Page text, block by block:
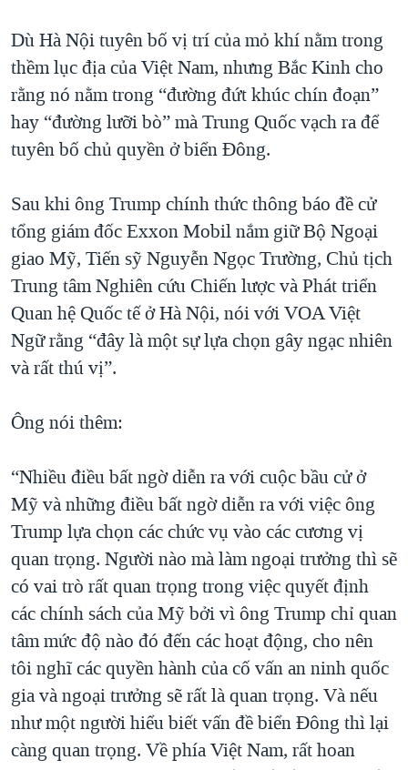
Dù Hà Nội tuyên bố vị trí của mỏ khí nằm trong
thềm lục địa của Việt Nam, nhưng Bắc Kinh cho
rằng nó nằm trong “đường đứt khúc chín đoạn”
hay “đường lưỡi bò” mà Trung Quốc vạch ra để
tuyên bố chủ quyền ở biển Đông.
Sau khi ông Trump chính thức thông báo đề cử
tổng giám đốc Exxon Mobil nắm giữ Bộ Ngoại
giao Mỹ, Tiến sỹ Nguyễn Ngọc Trường, Chủ tịch
Trung tâm Nghiên cứu Chiến lược và Phát triển
Quan hệ Quốc tế ở Hà Nội, nói với VOA Việt
Ngữ rằng “đây là một sự lựa chọn gây ngạc nhiên
và rất thú vị”.
Ông nói thêm:
“Nhiều điều bất ngờ diễn ra với cuộc bầu cử ở
Mỹ và những điều bất ngờ diễn ra với việc ông
Trump lựa chọn các chức vụ vào các cương vị
quan trọng. Người nào mà làm ngoại trưởng thì sẽ
có vai trò rất quan trọng trong việc quyết định
các chính sách của Mỹ bởi vì ông Trump chỉ quan
tâm mức độ nào đó đến các hoạt động, cho nên
tôi nghĩ các quyền hành của cố vấn an ninh quốc
gia và ngoại trưởng sẽ rất là quan trọng. Và nếu
như một người hiểu biết vấn đề biển Đông thì lại
càng quan trọng. Về phía Việt Nam, rất hoan